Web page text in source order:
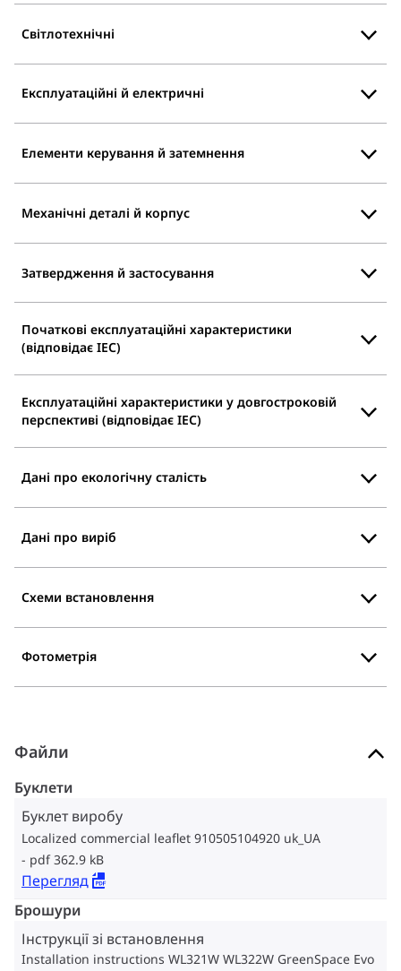
Світлотехнічні
Експлуатаційні й електричні
Елементи керування й затемнення
Механічні деталі й корпус
Затвердження й застосування
Початкові експлуатаційні характеристики
(відповідає IEC)
Експлуатаційні характеристики у довгостроковій
перспективі (відповідає IEC)
Дані про екологічну сталість
Дані про виріб
Схеми встановлення
Фотометрія
Файли
Буклети
Буклет виробу
Localized commercial leaflet 910505104920 uk_UA
pdf 362.9 kB
Перегляд
Брошури
Інструкції зі встановлення
Installation instructions WL321W WL322W GreenSpace Evo